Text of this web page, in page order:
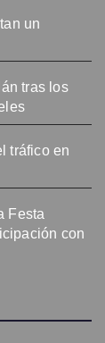
un
tras los
tráfico en
Festa
con